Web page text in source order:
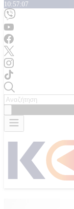
10:57:09